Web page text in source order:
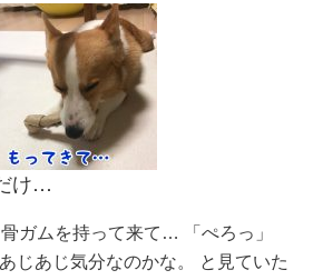
け…
骨ガムを持って来て… 「ぺろっ」
じあじ気分なのかな。 と見ていた